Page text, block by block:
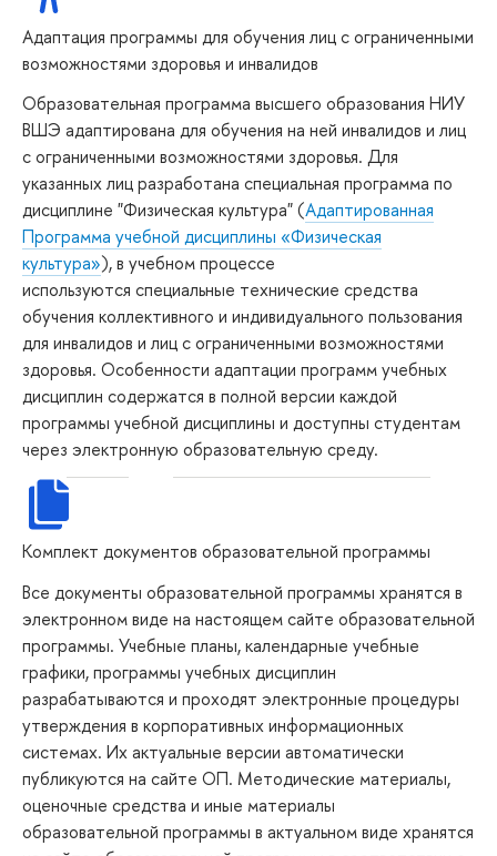
Адаптация программы для обучения лиц с ограниченными
возможностями здоровья и инвалидов
Образовательная программа высшего образования НИУ
ВШЭ адаптирована для обучения на ней инвалидов и лиц
с ограниченными возможностями здоровья. Для
указанных лиц разработана специальная программа по
дисциплине "Физическая культура" (Адаптированная
Программа учебной дисциплины «Физическая
культура»), в учебном процессе
используются специальные технические средства
обучения коллективного и индивидуального пользования
для инвалидов и лиц с ограниченными возможностями
здоровья. Особенности адаптации программ учебных
дисциплин содержатся в полной версии каждой
программы учебной дисциплины и доступны студентам
через электронную образовательную среду.
Комплект документов образовательной программы
Все документы образовательной программы хранятся в
электронном виде на настоящем сайте образовательной
программы. Учебные планы, календарные учебные
графики, программы учебных дисциплин
разрабатываются и проходят электронные процедуры
утверждения в корпоративных информационных
системах. Их актуальные версии автоматически
публикуются на сайте ОП. Методические материалы,
оценочные средства и иные материалы
образовательной программы в актуальном виде хранятся